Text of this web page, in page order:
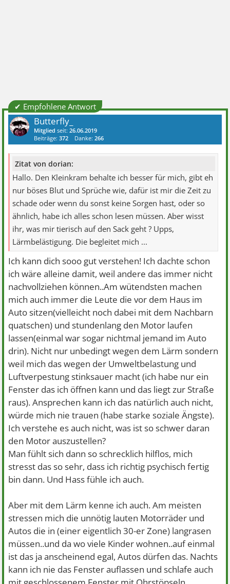
✔ Empfohlene Antwort
Butterfly_
Mitglied seit:26.06.2019
Beiträge:372 Danke:266
Zitat von dorian:
Hallo. Den Kleinkram behalte ich besser für mich, gibt eh
nur böses Blut und Sprüche wie, dafür ist mir die Zeit zu
schade oder wenn du sonst keine Sorgen hast, oder so
ähnlich, habe ich alles schon lesen müssen. Aber wisst
ihr, was mir tierisch auf den Sack geht ? Upps,
Lärmbelästigung. Die begleitet mich ...
Ich kann dich sooo gut verstehen! Ich dachte schon
ich wäre alleine damit, weil andere das immer nicht
nachvollziehen können..Am wütendsten machen
mich auch immer die Leute die vor dem Haus im
Auto sitzen(vielleicht noch dabei mit dem Nachbarn
quatschen) und stundenlang den Motor laufen
lassen(einmal war sogar nichtmal jemand im Auto
drin). Nicht nur unbedingt wegen dem Lärm sondern
weil mich das wegen der Umweltbelastung und
Luftverpestung stinksauer macht (ich habe nur ein
Fenster das ich öffnen kann und das liegt zur Straße
raus). Ansprechen kann ich das natürlich auch nicht,
würde mich nie trauen (habe starke soziale Ängste).
Ich verstehe es auch nicht, was ist so schwer daran
den Motor auszustellen?
Man fühlt sich dann so schrecklich hilflos, mich
stresst das so sehr, dass ich richtig psychisch fertig
bin dann. Und Hass fühle ich auch.
Aber mit dem Lärm kenne ich auch. Am meisten
stressen mich die unnötig lauten Motorräder und
Autos die in (einer eigentlich 30-er Zone) langrasen
müssen..und da wo viele Kinder wohnen..auf einmal
ist das ja anscheinend egal, Autos dürfen das. Nachts
kann ich nie das Fenster auflassen und schlafe auch